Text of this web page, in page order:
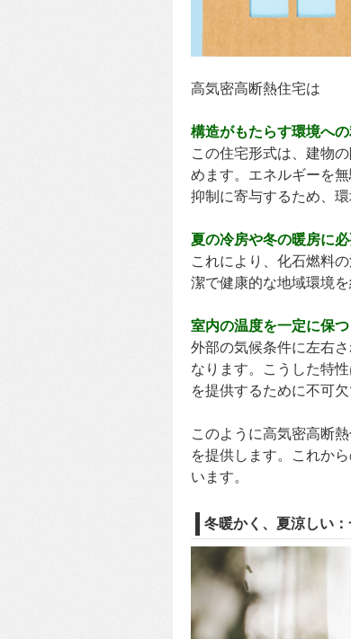
高気密高断熱住宅は
構造がもたらす環境へ
この住宅形式は、建物
めます。エネルギーを
抑制に寄与するため、
夏の冷房や冬の暖房に
これにより、化石燃料
潔で健康的な地域環境
室内の温度を一定に保つ
外部の気候条件に左右
なります。こうした特
を提供するために不可欠
このように高気密高断
を提供します。これか
います。
冬暖かく、夏涼しい